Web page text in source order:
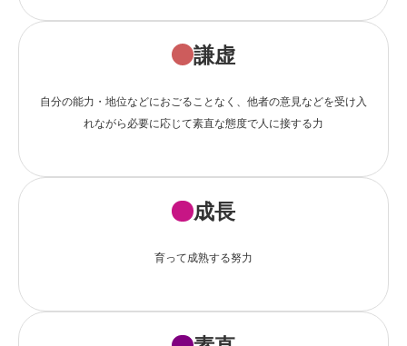
謙虚
自分の能力・地位などにおごることなく、他者の意見などを受け入
れながら必要に応じて素直な態度で人に接する力
成長
育って成熟する努力